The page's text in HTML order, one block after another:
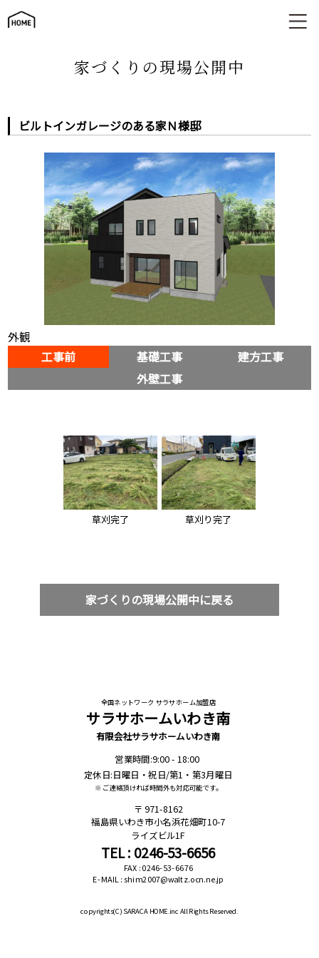
ビルトインガレージのある家Ｎ様邸
家づくりの現場公開中
ビルトインガレージのある家Ｎ様邸
外観
工事前
基礎工事
建方工事
外壁工事
草刈完了 草刈り完了
家づくりの現場公開中に戻る
全国ネットワーク サラサホーム加盟店
サラサホームいわき南
有限会社サラサホームいわき南
営業時間:9:00 - 18:00
定休日:日曜日・祝日/第1・第3月曜日
※ ご連絡頂ければ時間外も対応可能です。
971-8162
福島県いわき市小名浜花畑町10-7
ライズビル1F
TEL : 0246-53-6656
FAX : 0246-53-6676
E-MAIL : shim2007@waltz.ocn.ne.jp
copyrights(C)SARACA HOME.inc All Rights Reserved.